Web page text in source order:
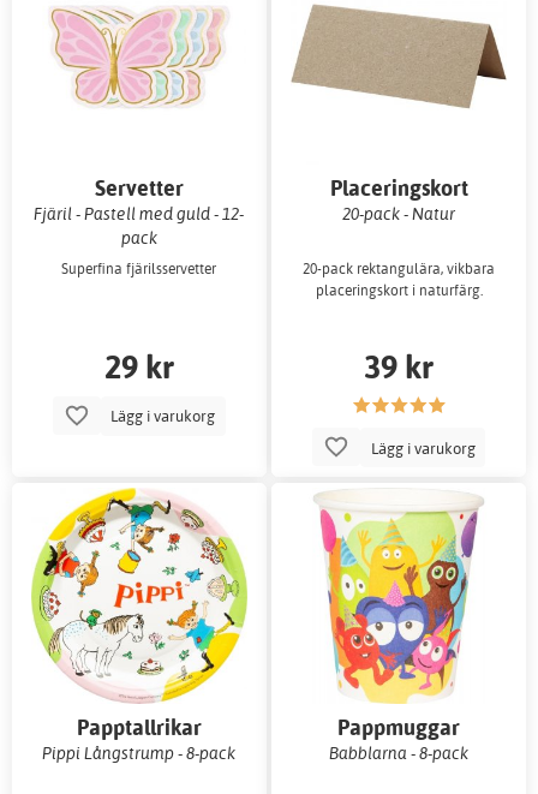
Servetter
Fjäril - Pastell med guld - 12-
pack
Superfina fjärilsservetter
29 kr
Lägg i varukorg
Placeringskort
20-pack - Natur
20-pack rektangulära, vikbara
placeringskort i naturfärg.
39 kr
Lägg i varukorg
Papptallrikar
Pippi Långstrump - 8-pack
Pappmuggar
Babblarna - 8-pack